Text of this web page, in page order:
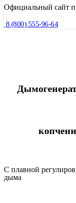
Официальный сайт
8 (800) 555-96-64
С плавной
дыма